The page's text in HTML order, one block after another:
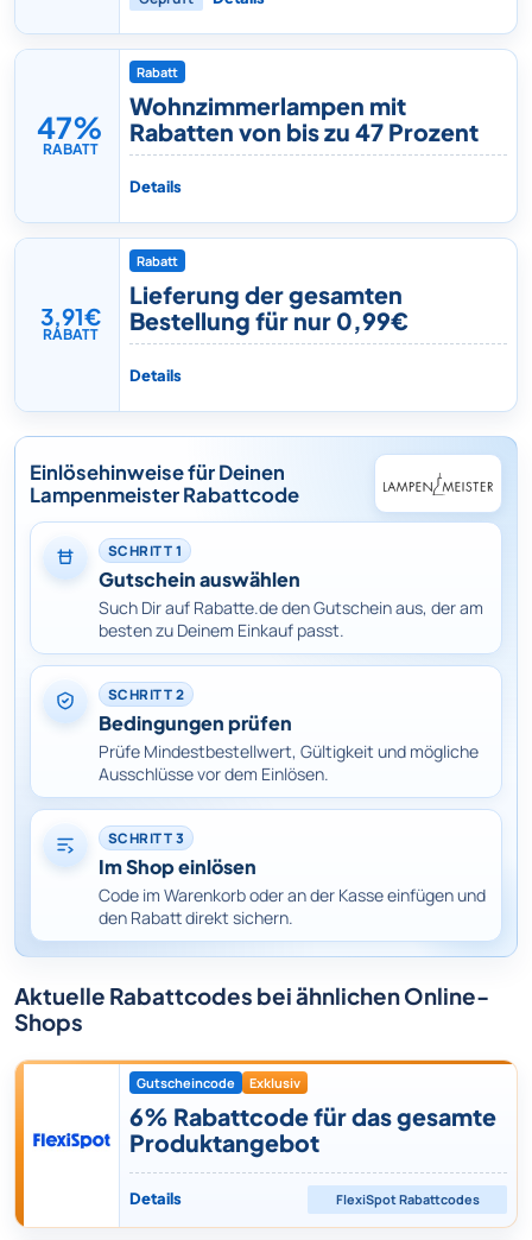
47%
RABATT
Rabatt
Wohnzimmerlampen mit
Rabatten von bis zu 47 Prozent
Details
3,91€
RABATT
Rabatt
Lieferung der gesamten
Bestellung für nur 0,99€
Details
Einlösehinweise für Deinen
Lampenmeister Rabattcode
SCHRITT 1
Gutschein auswählen
Such Dir auf Rabatte.de den Gutschein aus, der am
besten zu Deinem Einkauf passt.
SCHRITT 2
Bedingungen prüfen
Prüfe Mindestbestellwert, Gültigkeit und mögliche
Ausschlüsse vor dem Einlösen.
SCHRITT 3
Im Shop einlösen
Code im Warenkorb oder an der Kasse einfügen und
den Rabatt direkt sichern.
Aktuelle Rabattcodes bei ähnlichen Online-
Shops
Gutscheincode Exklusiv
6% Rabattcode für das gesamte
Produktangebot
Details FlexiSpotRabattcodes